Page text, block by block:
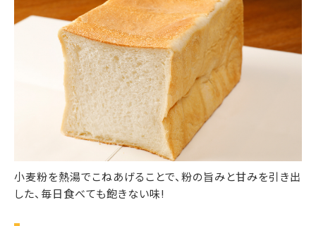
小麦粉を熱湯でこねあげることで、粉の旨みと甘みを引き出
した、毎日食べても飽きない味!